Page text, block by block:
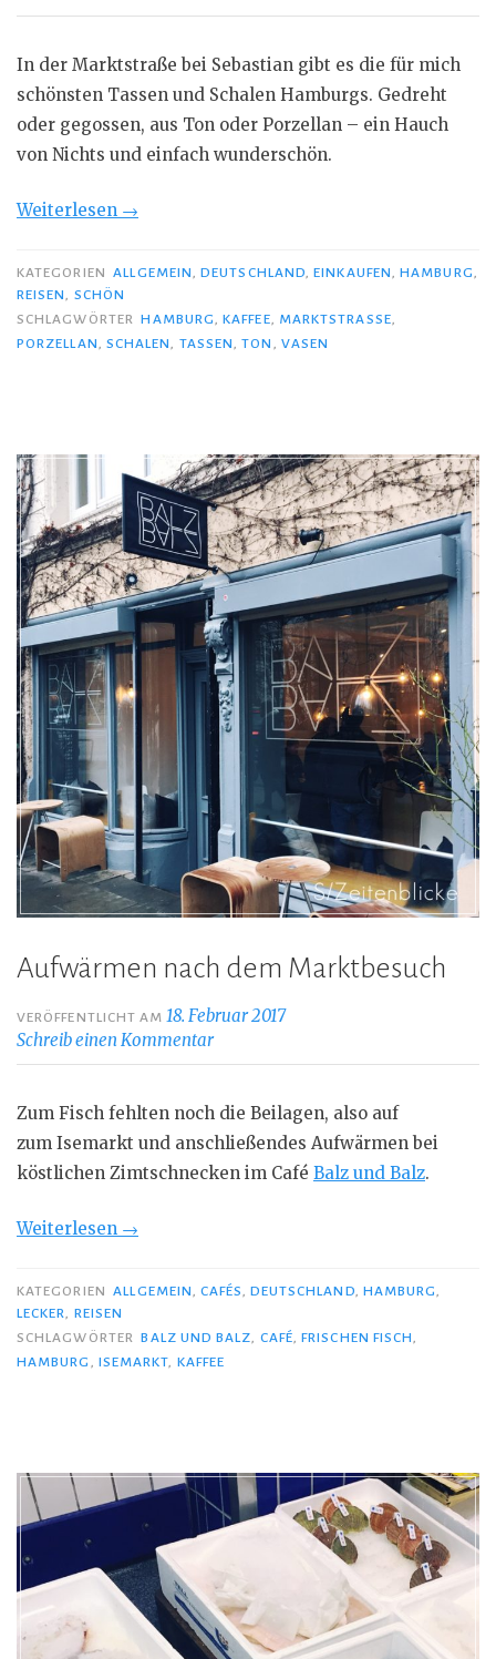
In der Marktstraße bei Sebastian gibt es die für mich
schönsten Tassen und Schalen Hamburgs. Gedreht
oder gegossen, aus Ton oder Porzellan – ein Hauch
von Nichts und einfach wunderschön.
Weiterlesen „Tassen,
und
andere
Gefäße“
→
KATEGORIEN ALLGEMEIN,DEUTSCHLAND,EINKAUFEN,HAMBURG,
REISEN, SCHÖN
SCHLAGWÖRTER HAMBURG,KAFFEE, MARKTSTRASSE
,
PORZELLAN, SCHALEN, TASSEN,TON , VASEN
Aufwärmen nach dem Marktbesuch
VERÖFFENTLICHT AM18. Februar 2017
Schreib einen Kommentar
Zum Fisch fehlten noch die Beilagen, also auf
zum Isemarkt und anschließendes Aufwärmen bei
köstlichen Zimtschnecken im Café Balz und Balz.
Weiterlesen „Aufwärmen
dem
→
KATEGORIEN ALLGEMEIN,CAFÉS, DEUTSCHLAND, HAMBURG,
LECKER, REISEN
SCHLAGWÖRTER BALZ UND BALZ, CAFÉ,FRISCHEN FISCH,
HAMBURG , ISEMARKT, KAFFEE